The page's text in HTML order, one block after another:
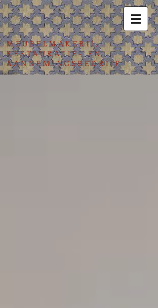
MEUBELMAKERIJ,
RESTAURATIE- EN
AANNEMINGSBEDRIJF